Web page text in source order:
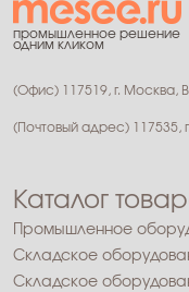
промышленное решение
одним кликом
(Офис) 117519, г. Москва,
(Почтовый адрес) 117535,
Каталог
Промышленное
Складское
Складское